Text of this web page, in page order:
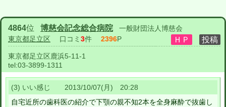
4864位 博慈会記念総合病院
一般財団法人博慈会
東京都足立区 口コミ 3件 2396P
東京都足立区鹿浜5-11-1
tel:03-3899-1311
(3) いい感じ 2013/10/07(月) 20:28
自宅近所の歯科医の紹介で下顎の親不知2本を全身麻酔で抜歯し